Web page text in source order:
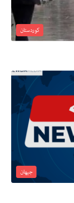
کوردستان
جیهان